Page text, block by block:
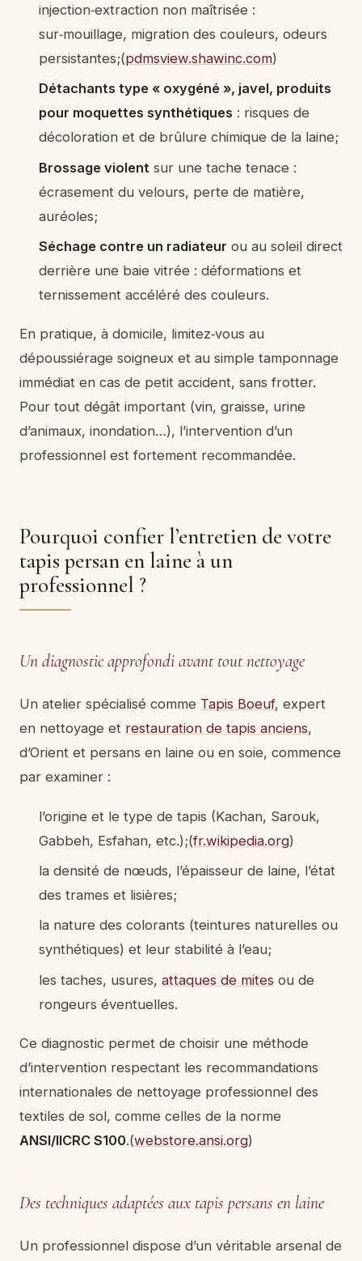
injection‑extraction non maîtrisée :
sur‑mouillage, migration des couleurs, odeurs
persistantes;(pdmsview.shawinc.com)
Détachants type « oxygéné », javel, produits
pour moquettes synthétiques : risques de
décoloration et de brûlure chimique de la laine;
Brossage violent sur une tache tenace :
écrasement du velours, perte de matière,
auréoles;
Séchage contre un radiateur ou au soleil direct
derrière une baie vitrée : déformations et
ternissement accéléré des couleurs.
En pratique, à domicile, limitez‑vous au
dépoussiérage soigneux et au simple tamponnage
immédiat en cas de petit accident, sans frotter.
Pour tout dégât important (vin, graisse, urine
d’animaux, inondation…), l’intervention d’un
professionnel est fortement recommandée.
Pourquoi confier l’entretien de votre
tapis persan en laine à un
professionnel ?
Un diagnostic approfondi avant tout nettoyage
Un atelier spécialisé comme Tapis Boeuf, expert
en nettoyage et restauration de tapis anciens,
d’Orient et persans en laine ou en soie, commence
par examiner :
l’origine et le type de tapis (Kachan, Sarouk,
Gabbeh, Esfahan, etc.);(fr.wikipedia.org)
la densité de nœuds, l’épaisseur de laine, l’état
des trames et lisières;
la nature des colorants (teintures naturelles ou
synthétiques) et leur stabilité à l’eau;
les taches, usures, attaques de mites ou de
rongeurs éventuelles.
Ce diagnostic permet de choisir une méthode
d’intervention respectant les recommandations
internationales de nettoyage professionnel des
textiles de sol, comme celles de la norme
ANSI/IICRC S100.(webstore.ansi.org)
Des techniques adaptées aux tapis persans en laine
Un professionnel dispose d’un véritable arsenal de